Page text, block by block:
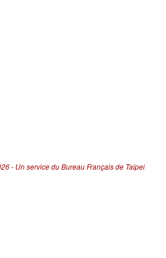
- Un service du Bureau Français de Taipei